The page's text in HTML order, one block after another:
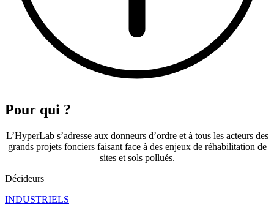
Pour qui ?
L’HyperLab s’adresse aux donneurs d’ordre et à tous les acteurs des
grands projets fonciers faisant face à des enjeux de réhabilitation de
sites et sols pollués.
Décideurs
INDUSTRIELS